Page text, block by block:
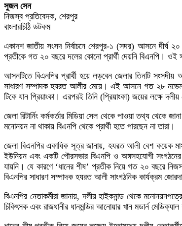
সুজন সেন
নিজস্ব প্রতিবেদক, শেরপুর
বাংলারচিঠি ডটকম
একাদশ জাতীয় সংসদ নির্বাচনে শেরপুর-১ (সদর) আসনে দীর্ঘ ২০
প্রতীকে গত ২০ বছরে দলের কোনো প্রার্থী দেয়নি বিএনপি। ওই
আসনটিতে বিএনপির প্রার্থী হয়ে লড়বেন জেলার তিনটি সংসদীয়
সাধারণ সম্পাদক হযরত আলীর মেয়ে। এই আসনে গত ২৮ নভেম্বর
টিকে যান প্রিয়াংকা। এরপরই তিনি (প্রিয়াংকা) জয়ের লক্ষে দলীয়
জেলা রিটার্নিং কর্মকর্তার মিডিয়া সেল থেকে পাওয়া তথ্য
মনোনয়ন না থাকায় বিএনপি থেকে প্রার্থী হতে পারছেন না তারা।
জেলা বিএনপির একাধিক সূত্র জানায়, হযরত আলী বেশ কয়েক
ইউনিয়ন এবং একটি পৌরসভার বিএনপি ও অঙ্গসহযোগী
যায়নি। যে কারণে ‘ধানের শীষ’ প্রতীক নিয়ে গত ২০ বছরে
বিএনপির সাধারণ সম্পাদক হযরত আলী সাংগঠনিক কার্যক্রম
বিএনপির নেতাকর্মীরা জানায়, দলীয় হাইকমান্ড থেকে
চিকিৎসক এবং রাজধানীর ধানমন্ডির আনোয়ার খান মডার্ন